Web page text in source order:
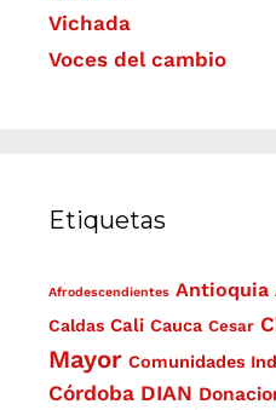
Vichada
Voces del cambio
Etiquetas
Afrodescendientes Antioquia
Caldas Cali Cauca Cesar
Mayor Comunidades
Córdoba DIAN